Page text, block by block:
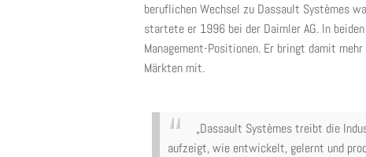
beruflichen Wechsel zu Dassault Systèmes
startete er 1996 bei der Daimler AG. In
Management-Positionen. Er bringt damit
Märkten mit.
„Dassault Systèmes treibt die
aufzeigt, wie entwickelt, gelernt und